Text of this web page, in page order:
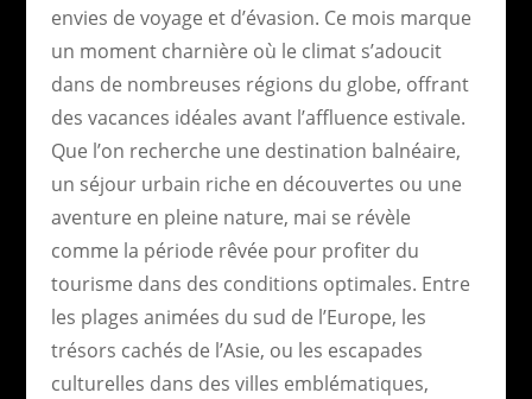
envies de voyage et d’évasion. Ce mois marque
un moment charnière où le climat s’adoucit
dans de nombreuses régions du globe, offrant
des vacances idéales avant l’affluence estivale.
Que l’on recherche une destination balnéaire,
un séjour urbain riche en découvertes ou une
aventure en pleine nature, mai se révèle
comme la période rêvée pour profiter du
tourisme dans des conditions optimales. Entre
les plages animées du sud de l’Europe, les
trésors cachés de l’Asie, ou les escapades
culturelles dans des villes emblématiques,